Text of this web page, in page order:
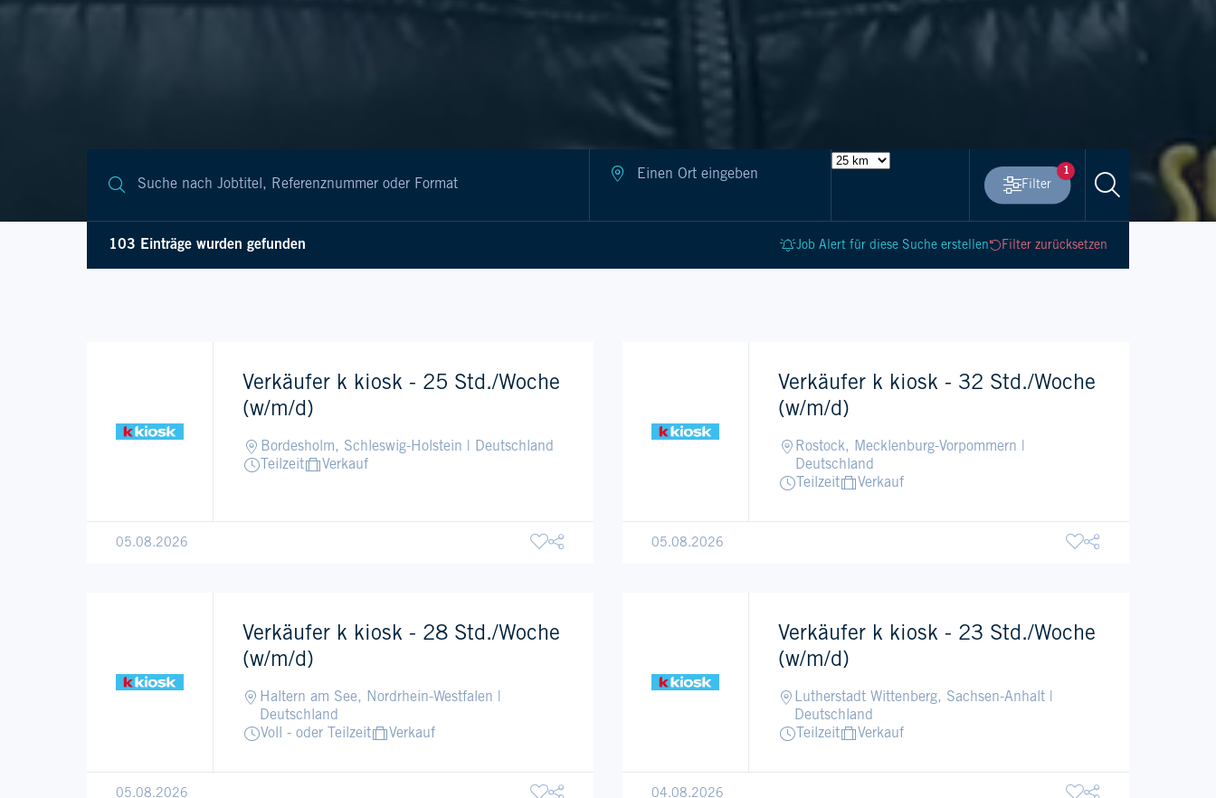
1
Erweiterte Filter
Filter
103 Einträge wurden gefunden Job Alert für diese Suche erstellen Filter zurücksetzen
Verkäufer k kiosk - 25 Std./Woche
(w/m/d)
Bordesholm, Schleswig-Holstein | Deutschland
Teilzeit
Verkauf
05.08.2026
Verkäufer k kiosk - 32 Std./Woche
(w/m/d)
Rostock, Mecklenburg-Vorpommern |
Deutschland
Teilzeit
Verkauf
05.08.2026
Verkäufer k kiosk - 28 Std./Woche
(w/m/d)
Haltern am See, Nordrhein-Westfalen |
Deutschland
Voll - oder Teilzeit
Verkauf
05.08.2026
Verkäufer k kiosk - 23 Std./Woche
(w/m/d)
Lutherstadt Wittenberg, Sachsen-Anhalt |
Deutschland
Teilzeit
Verkauf
04.08.2026